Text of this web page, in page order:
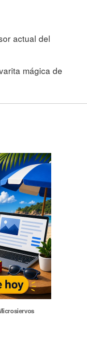
actual del
mágica de